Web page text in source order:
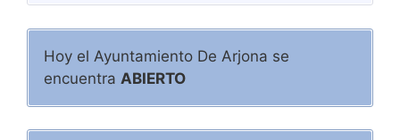
Hoy el Ayuntamiento De Arjona se
encuentra ABIERTO